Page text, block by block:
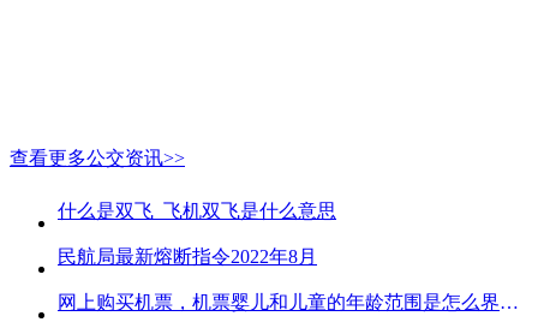
查看更多公交资讯>>
什么是双飞_飞机双飞是什么意思
民航局最新熔断指令2022年8月
网上购买机票，机票婴儿和儿童的年龄范围是怎么界定的？